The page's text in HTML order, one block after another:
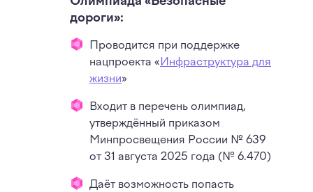
дороги»:
Проводится при поддержке
нацпроекта « Инфраструктура для
жизни»
Входит в перечень олимпиад,
утверждённый приказом
Минпросвещения России № 639
от 31 августа 2025 года (№ 6.470)
Даёт возможность попасть